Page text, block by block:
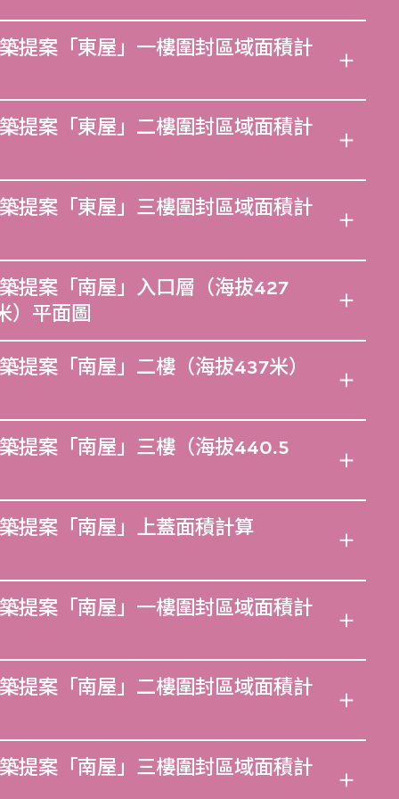
提案「東屋」一樓圍封區域面積計
提案「東屋」二樓圍封區域面積計
提案「東屋」三樓圍封區域面積計
提案「南屋」入口層（海拔427
）平面圖
提案「南屋」二樓（海拔437米）
提案「南屋」三樓（海拔440.5
提案「南屋」上蓋面積計算
提案「南屋」一樓圍封區域面積計
提案「南屋」二樓圍封區域面積計
提案「南屋」三樓圍封區域面積計